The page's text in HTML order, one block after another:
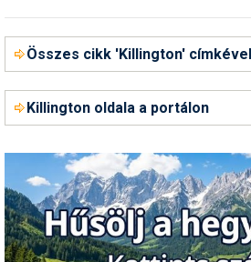
Összes cikk 'Killington'
Killington oldala a portálon